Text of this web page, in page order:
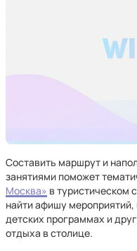
Составить маршрут и
занятиями поможет
Москва» в туристическом
найти афишу
детских программах и
отдыха в столице.